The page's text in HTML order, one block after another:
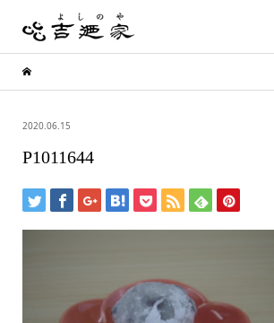
2020.06.15
P1011644